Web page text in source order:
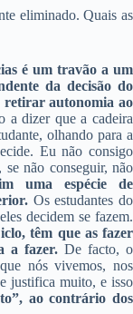
eliminado. Quais as
é um travão a um
da decisão do
retirar autonomia ao
a dizer que a cadeira
olhando para a
Eu não consigo
não conseguir, não
uma espécie de
Os estudantes do
decidem se fazem.
têm que as fazer
a fazer.De facto, o
nós vivemos, nos
justifica muito, e isso
ao contrário dos